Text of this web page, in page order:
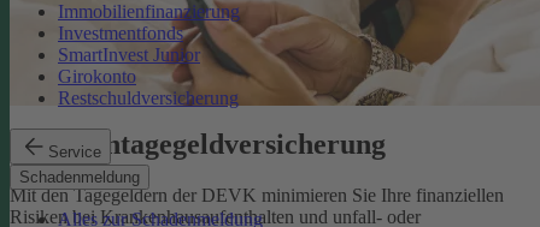
Immobilienfinanzierung
Investmentfonds
SmartInvest Junior
Girokonto
Restschuldversicherung
Service
Schadenmeldung
Alles zur Schadenmeldung
Krankentagegeldversicherung
Mit den Tagegeldern der DEVK minimieren Sie Ihre finanziellen
Risiken bei Krankenhausaufenthalten und unfall- oder